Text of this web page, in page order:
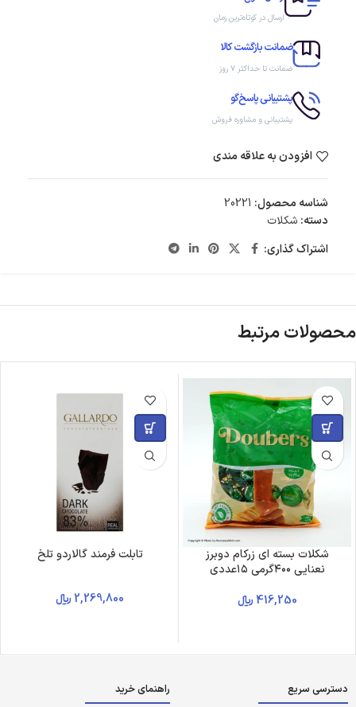
ارسال در کوتاه‌ترین زمان
ضمانت بازگشت کالا
ضمانت تا حداکثر ۷ روز
پشتیبانی پاسخ‌گو
پشتیبانی و مشاوره فروش
افزودن به علاقه مندی
شناسه محصول: 20221
دسته: شکلات
اشتراک گذاری:
محصولات مرتبط
شکلات بسته ای زرکام دوبرز
نعنایی ۴۰۰گرمی ۱۵عددی
416,250 ﷼
تابلت فرمند گالاردو تلخ
2,269,800 ﷼
دسترسی سریع راهنمای خرید